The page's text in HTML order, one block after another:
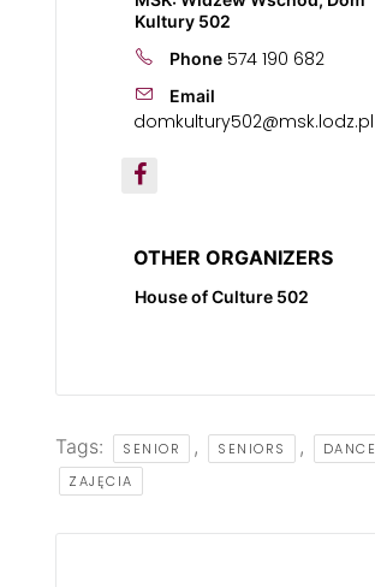
Kultury 502
Phone 574 190 682
Email
domkultury502@msk.lodz.pl
OTHER ORGANIZERS
House of Culture 502
Tags: SENIOR , SENIORS , DANCE
ZAJĘCIA